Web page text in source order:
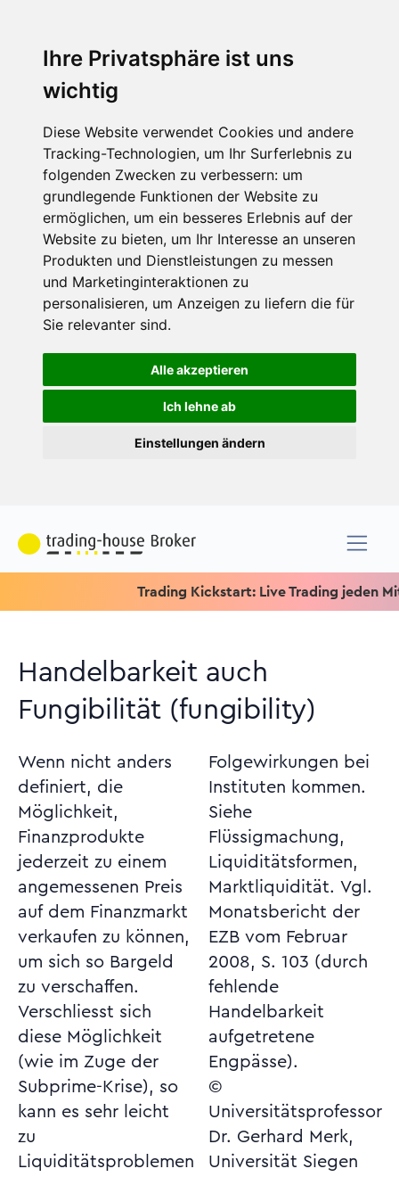
Ihre Privatsphäre ist uns
wichtig
Diese Website verwendet Cookies und andere
Tracking-Technologien, um Ihr Surferlebnis zu
folgenden Zwecken zu verbessern: um
grundlegende Funktionen der Website zu
ermöglichen, um ein besseres Erlebnis auf der
Website zu bieten, um Ihr Interesse an unseren
Produkten und Dienstleistungen zu messen
und Marketinginteraktionen zu
personalisieren, um Anzeigen zu liefern die für
Sie relevanter sind.
Alle akzeptieren
Ich lehne ab
Einstellungen ändern
Trading Kickstart: Live Trading jeden
Handelbarkeit auch
Fungibilität (fungibility)
Wenn nicht anders
definiert, die
Möglichkeit,
Finanzprodukte
jederzeit zu einem
angemessenen Preis
auf dem Finanzmarkt
verkaufen zu können,
um sich so Bargeld
zu verschaffen.
Verschliesst sich
diese Möglichkeit
(wie im Zuge der
Subprime-Krise), so
kann es sehr leicht
zu
Liquiditätsproblemen
Folgewirkungen bei
Instituten kommen.
Siehe
Flüssigmachung,
Liquiditätsformen,
Marktliquidität. Vgl.
Monatsbericht der
EZB vom Februar
2008, S. 103 (durch
fehlende
Handelbarkeit
aufgetretene
Engpässe).
©
Universitätsprofessor
Dr. Gerhard Merk,
Universität Siegen